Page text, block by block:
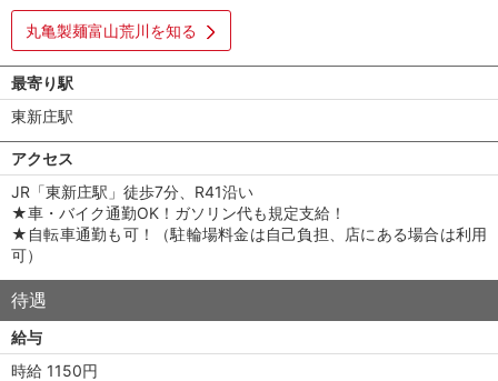
丸亀製麺富山荒川を知る
最寄り駅
東新庄駅
アクセス
JR「東新庄駅」徒歩7分、R41沿い
★車・バイク通勤OK！ガソリン代も規定支給！
★自転車通勤も可！（駐輪場料金は自己負担、店にある場合は利用
可）
待遇
給与
時給 1150円